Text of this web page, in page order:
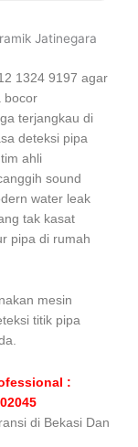
Jatinegara
1324 9197 agar
bocor
terjangkau di
deteksi pipa
ahli
sound
water leak
tak kasat
pipa di rumah
mesin
titik pipa
:
di Bekasi Dan